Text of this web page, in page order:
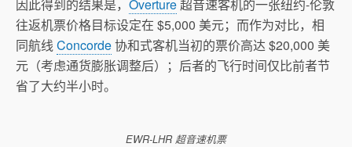
因此得到的结果是， Overture超音速客机的一张纽约-伦敦
往返机票价格目标设定在 $5,000 美元；而作为对比，相
同航线Concorde协和式客机当初的票价高达 $20,000 美
元（考虑通货膨胀调整后）；后者的飞行时间仅比前者节
省了大约半小时。
EWR-LHR 超音速机票